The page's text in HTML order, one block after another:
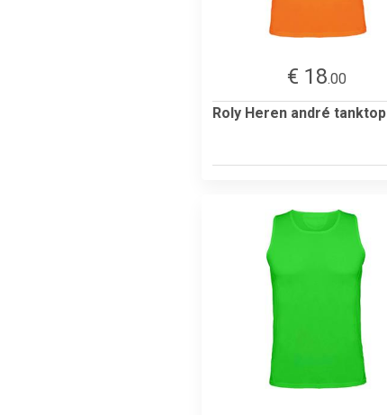
€ 18.00
Roly Heren andré tanktop